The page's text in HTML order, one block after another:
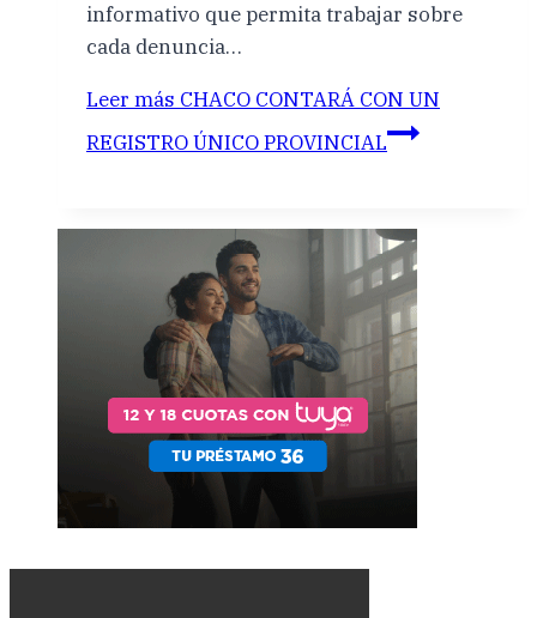
informativo que permita trabajar sobre
cada denuncia…
Leer más CHACO CONTARÁ CON UN
REGISTRO ÚNICO PROVINCIAL